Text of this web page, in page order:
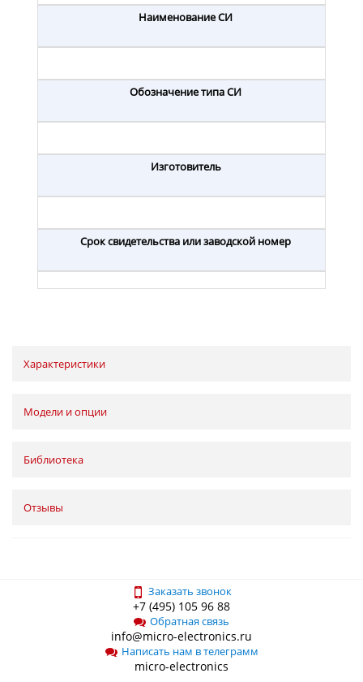
Наименование СИ
Обозначение типа СИ
Изготовитель
Срок свидетельства или заводской номер
Характеристики
Модели и опции
Библиотека
Отзывы
Заказать звонок
+7 (495) 105 96 88
Обратная связь
info@micro-electronics.ru
Написать нам в телеграмм
micro-electronics